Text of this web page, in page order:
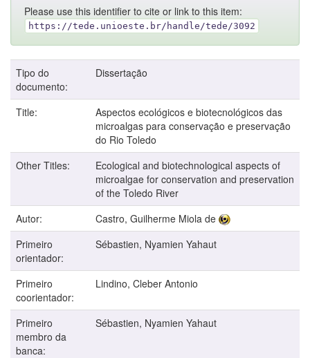
Please use this identifier to cite or link to this item:
https://tede.unioeste.br/handle/tede/3092
Tipo do
documento:
Dissertação
Title:
Aspectos ecológicos e biotecnológicos das
microalgas para conservação e preservação
do Rio Toledo
Other Titles:
Ecological and biotechnological aspects of
microalgae for conservation and preservation
of the Toledo River
Autor:
Castro, Guilherme Miola de
Primeiro
orientador:
Sébastien, Nyamien Yahaut
Primeiro
coorientador:
Lindino, Cleber Antonio
Primeiro
membro da
banca:
Sébastien, Nyamien Yahaut